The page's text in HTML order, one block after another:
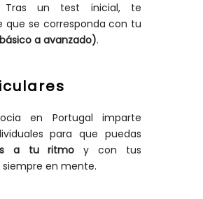
Tras un test inicial, te
que se corresponda con tu
a avanzado).
en Portugal imparte
para que puedas
a tu ritmo y con tus
en mente.